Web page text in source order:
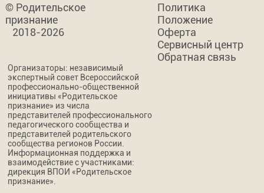
© Родительское
признание
2018-2026
Политика
Положение
Оферта
Сервисный центр
Обратная связь
Организаторы: независимый
экспертный совет Всероссийской
профессионально-общественной
инициативы «Родительское
признание» из числа
представителей профессионального
педагогического сообщества и
представителей родительского
сообщества регионов России.
Информационная поддержка и
взаимодействие с участниками:
дирекция ВПОИ «Родительское
признание».